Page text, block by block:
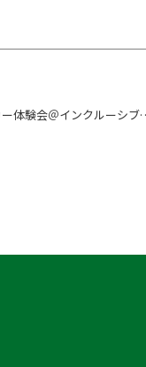
ルーシブ遊具体験会」を開催しました【報告】